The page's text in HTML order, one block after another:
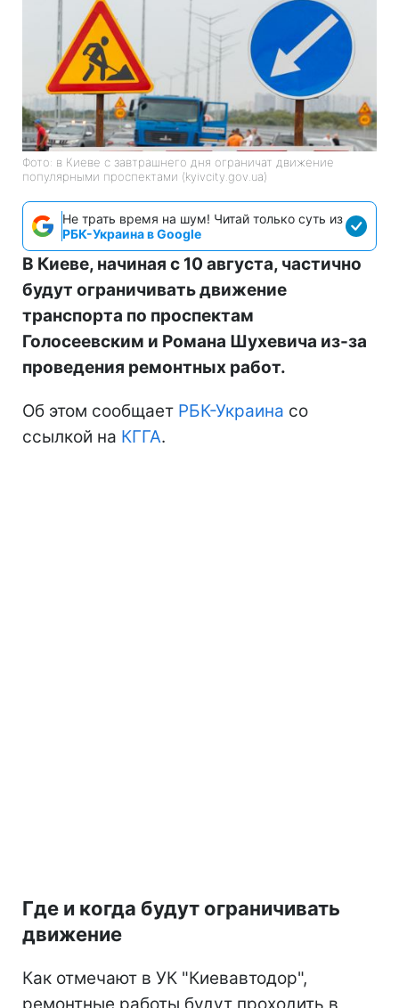
Фото: в Киеве с завтрашнего дня ограничат движение
популярными проспектами (kyivcity.gov.ua)
Не трать время на шум! Читай только суть из
РБК-Украина в Google
В Киеве, начиная с 10 августа, частично
будут ограничивать движение
транспорта по проспектам
Голосеевским и Романа Шухевича из-за
проведения ремонтных работ.
Об этом сообщает РБК-Украина со
ссылкой на КГГА.
Где и когда будут ограничивать
движение
Как отмечают в УК "Киевавтодор",
ремонтные работы будут проходить в